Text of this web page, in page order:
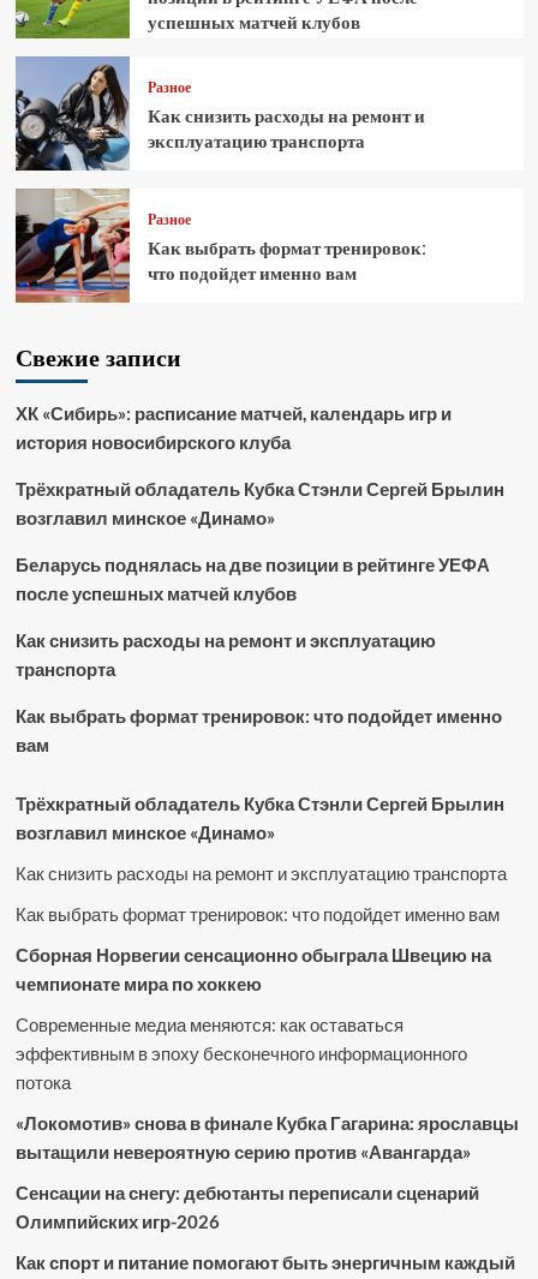
успешных матчей клубов
Разное
Как снизить расходы на ремонт и
эксплуатацию транспорта
Разное
Как выбрать формат тренировок:
что подойдет именно вам
Свежие записи
ХК «Сибирь»: расписание матчей, календарь игр и
история новосибирского клуба
Трёхкратный обладатель Кубка Стэнли Сергей Брылин
возглавил минское «Динамо»
Беларусь поднялась на две позиции в рейтинге УЕФА
после успешных матчей клубов
Как снизить расходы на ремонт и эксплуатацию
транспорта
Как выбрать формат тренировок: что подойдет именно
вам
Трёхкратный обладатель Кубка Стэнли Сергей Брылин
возглавил минское «Динамо»
Как снизить расходы на ремонт и эксплуатацию транспорта
Как выбрать формат тренировок: что подойдет именно вам
Сборная Норвегии сенсационно обыграла Швецию на
чемпионате мира по хоккею
Современные медиа меняются: как оставаться
эффективным в эпоху бесконечного информационного
потока
«Локомотив» снова в финале Кубка Гагарина: ярославцы
вытащили невероятную серию против «Авангарда»
Сенсации на снегу: дебютанты переписали сценарий
Олимпийских игр-2026
Как спорт и питание помогают быть энергичным каждый